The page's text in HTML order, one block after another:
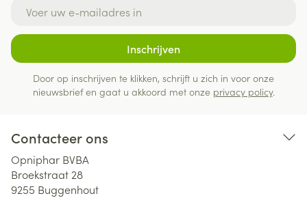
Inschrijven
Door op inschrijven te klikken, schrijft u zich in voor onze
nieuwsbrief en gaat u akkoord met onze privacy policy.
Contacteer ons
Opniphar BVBA
Broekstraat 28
9255 Buggenhout